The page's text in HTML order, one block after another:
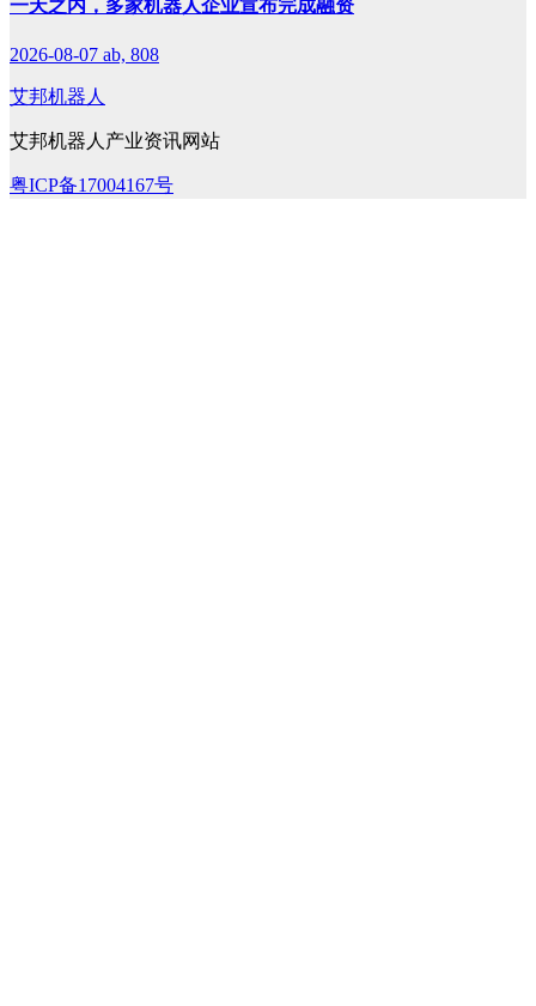
一天之内，多家机器人企业宣布完成融资
2026-08-07 ab, 808
艾邦机器人
艾邦机器人产业资讯网站
粤ICP备17004167号